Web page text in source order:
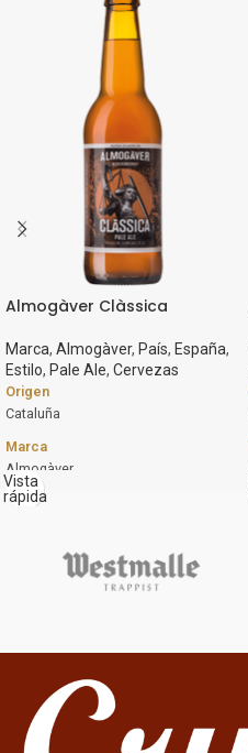
Almogàver Clàssica
Marca, Almogàver, País, España,
Estilo, Pale Ale, Cervezas
Origen
Cataluña
Marca
Almogàver
Estilo
Graduación Alcohólica
hace 10 años. Es refrescante con
cuerpo y sabor intenso, los aromas a
pan dan paso a notas afrutadas y
final amargo.
Vista
rápida